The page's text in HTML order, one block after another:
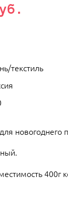
текстиль
400г